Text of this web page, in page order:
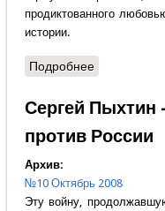
продиктованного
истории.
Подробнеео Олег
Сергей Пыхтин
против России
Архив:
№10 Октябрь 2008
Эту войну,